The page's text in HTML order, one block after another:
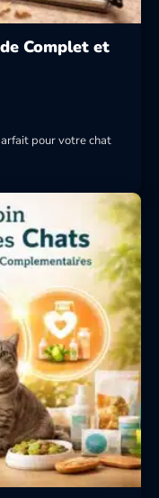
Complet et
pour votre chat